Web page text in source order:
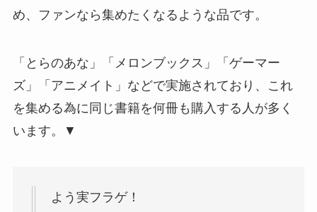
め、ファンなら集めたくなるような品です。
「とらのあな」「メロンブックス」「ゲーマー
ズ」「アニメイト」などで実施されており、これ
を集める為に同じ書籍を何冊も購入する人が多く
います。▼
よう実フラゲ！